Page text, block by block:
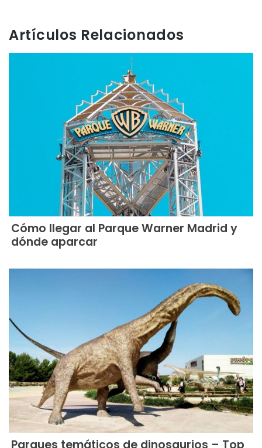
Artículos Relacionados
Cómo llegar al Parque Warner Madrid y
dónde aparcar
Parques temáticos de dinosaurios – Top